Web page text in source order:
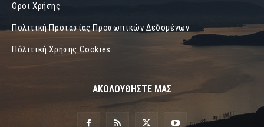
Όροι Χρήσης
Πολιτική Προτασίας Προσωπικών Δεδομένων
Πόλιτική Χρήσης Cookies
ΑΚΟΛΟΥΘΗΣΤΕ ΜΑΣ